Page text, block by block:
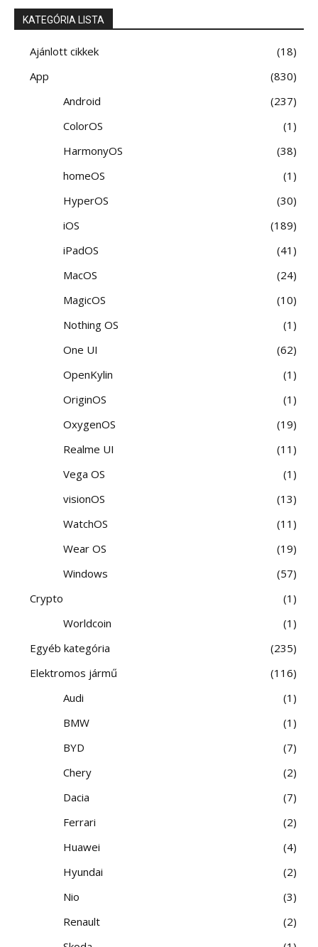
KATEGÓRIA LISTA
Ajánlott cikkek
18
App
830
Android
237
ColorOS
1
HarmonyOS
38
homeOS
1
HyperOS
30
iOS
189
iPadOS
41
MacOS
24
MagicOS
10
Nothing OS
1
One UI
62
OpenKylin
1
OriginOS
1
OxygenOS
19
Realme UI
11
Vega OS
1
visionOS
13
WatchOS
11
Wear OS
19
Windows
57
Crypto
1
Worldcoin
1
Egyéb kategória
235
Elektromos jármű
116
Audi
1
BMW
1
BYD
7
Chery
2
Dacia
7
Ferrari
2
Huawei
4
Hyundai
2
Nio
3
Renault
2